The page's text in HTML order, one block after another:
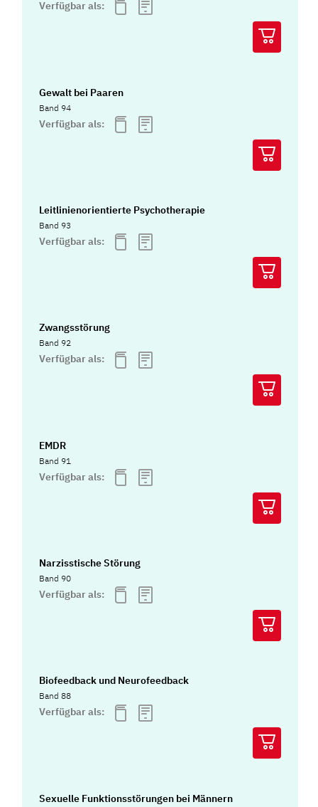
Verfügbar als:
Gewalt bei Paaren
Band 94
Verfügbar als:
Leitlinienorientierte Psychotherapie
Band 93
Verfügbar als:
Zwangsstörung
Band 92
Verfügbar als:
EMDR
Band 91
Verfügbar als:
Narzisstische Störung
Band 90
Verfügbar als:
Biofeedback und Neurofeedback
Band 88
Verfügbar als:
Sexuelle Funktionsstörungen bei Männern